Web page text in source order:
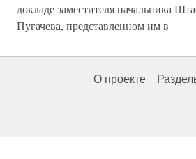
докладе заместителя начальника
Пугачева, представленном им в
О проекте